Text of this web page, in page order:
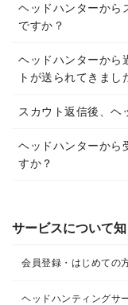
サービスについて
会員登録・はじめての
ヘッドハンティングサ
ヘッドハンターから
ですか？
ヘッドハンターから
トが送られてきまし
スカウト返信後、ヘ
ヘッドハンターから
すか？